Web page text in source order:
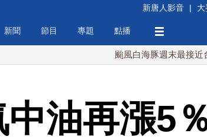
新唐人影音 | 大
新聞 節目 專題 點播
颱風白海豚週末最接近台灣 最快
油再漲5